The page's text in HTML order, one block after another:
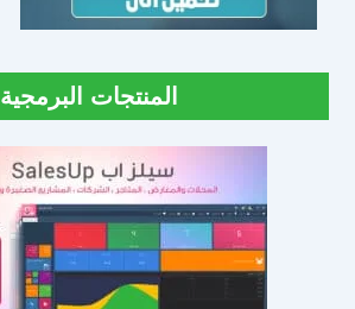
المنتجات البرمجية